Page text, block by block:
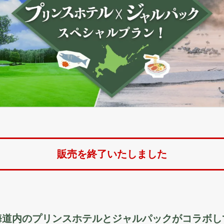
販売を終了いたしました
内のプリンスホテルとジャルパックがコラボ